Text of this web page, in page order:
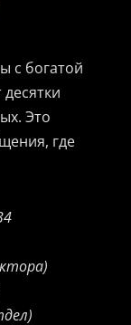
с богатой
Это
где